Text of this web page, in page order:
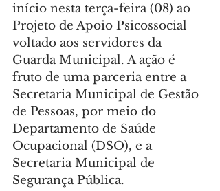
início nesta terça-feira (08) ao
Projeto de Apoio Psicossocial
voltado aos servidores da
Guarda Municipal. A ação é
fruto de uma parceria entre a
Secretaria Municipal de Gestão
de Pessoas, por meio do
Departamento de Saúde
Ocupacional (DSO), e a
Secretaria Municipal de
Segurança Pública.